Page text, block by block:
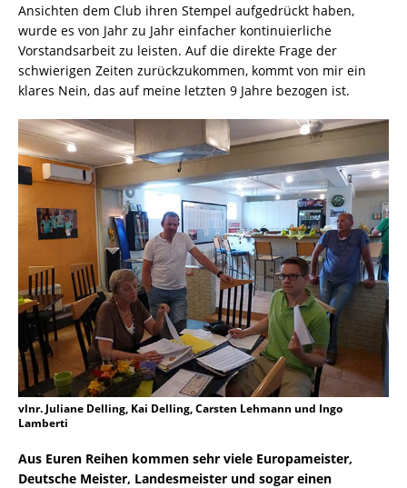
Ansichten dem Club ihren Stempel aufgedrückt haben,
wurde es von Jahr zu Jahr einfacher kontinuierliche
Vorstandsarbeit zu leisten. Auf die direkte Frage der
schwierigen Zeiten zurückzukommen, kommt von mir ein
klares Nein, das auf meine letzten 9 Jahre bezogen ist.
vlnr. Juliane Delling, Kai Delling, Carsten Lehmann und Ingo
Lamberti
Aus Euren Reihen kommen sehr viele Europameister,
Deutsche Meister, Landesmeister und sogar einen